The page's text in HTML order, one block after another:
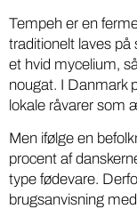
Tempeh er en
traditionelt laves på
et hvid mycelium,
nougat. I Danmark
lokale råvarer som
Men ifølge en
procent af
type fødevare.
brugsanvisning